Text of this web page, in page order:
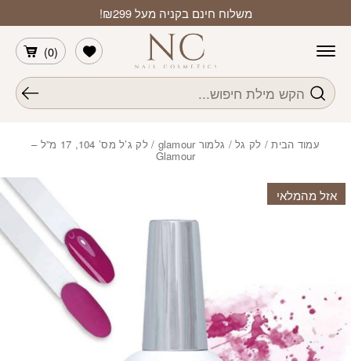
משלוח חינם בקניה מעל ₪299!
חיפוש
(
0
)
הרשימה שלי
עמוד הבית/ לק גל/ גלמור glamour / לק ג’ל מס’ 104, 17 מ”ל –
Glamour
אזל מהמלאי